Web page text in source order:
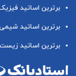
برترین اساتید
برترین اساتید
برترین اساتید زیست